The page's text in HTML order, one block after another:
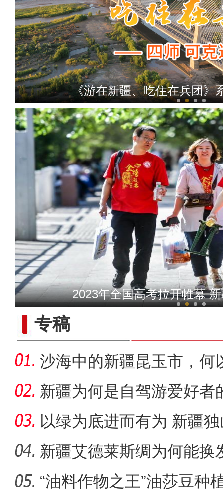
《游在新疆、吃住在兵团》
微视频：梦幻夏夜 与你相遇
新疆兵团级“全民数字素养
2023年全国高考拉开帷幕
专稿
沙海中的新疆昆玉市，何
新疆为何是自驾游爱好者
以绿为底进而有为 新疆
成“花园工
新疆艾德莱斯绸为何能换
“油料作物之王”油莎豆种